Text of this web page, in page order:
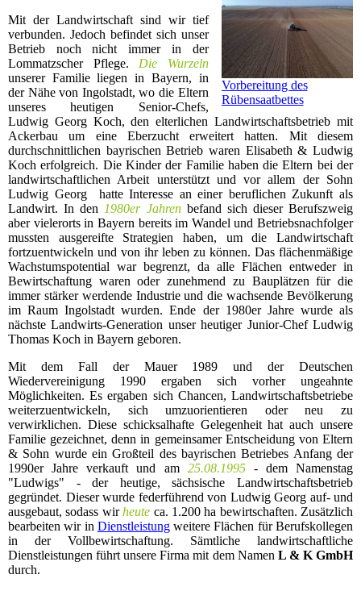
Vorbereitung des
Rübensaatbettes
Mit der Landwirtschaft sind wir tief
verbunden. Jedoch befindet sich unser
Betrieb noch nicht immer in der
Lommatzscher Pflege. Die Wurzeln
unserer Familie liegen in Bayern, in
der Nähe von Ingolstadt, wo die Eltern
unseres heutigen Senior-Chefs,
Ludwig Georg Koch, den elterlichen Landwirtschaftsbetrieb mit
Ackerbau um eine Eberzucht erweitert hatten. Mit diesem
durchschnittlichen bayrischen Betrieb waren Elisabeth & Ludwig
Koch erfolgreich. Die Kinder der Familie haben die Eltern bei der
landwirtschaftlichen Arbeit unterstützt und vor allem der Sohn
Ludwig Georg hatte Interesse an einer beruflichen Zukunft als
Landwirt. In den 1980er Jahrenbefand sich dieser Berufszweig
aber vielerorts in Bayern bereits im Wandel und Betriebsnachfolger
mussten ausgereifte Strategien haben, um die Landwirtschaft
fortzuentwickeln und von ihr leben zu können. Das flächenmäßige
Wachstumspotential war begrenzt, da alle Flächen entweder in
Bewirtschaftung waren oder zunehmend zu Bauplätzen für die
immer stärker werdende Industrie und die wachsende Bevölkerung
im Raum Ingolstadt wurden. Ende der 1980er Jahre wurde als
nächste Landwirts-Generation unser heutiger Junior-Chef Ludwig
Thomas Koch in Bayern geboren.
Mit dem Fall der Mauer 1989 und der Deutschen
Wiedervereinigung 1990 ergaben sich vorher ungeahnte
Möglichkeiten. Es ergaben sich Chancen, Landwirtschaftsbetriebe
weiterzuentwickeln, sich umzuorientieren oder neu zu
verwirklichen. Diese schicksalhafte Gelegenheit hat auch unsere
Familie gezeichnet, denn in gemeinsamer Entscheidung von Eltern
& Sohn wurde ein Großteil des bayrischen Betriebes Anfang der
1990er Jahre verkauft und am 25.08.1995- dem Namenstag
"Ludwigs" - der heutige, sächsische Landwirtschaftsbetrieb
gegründet. Dieser wurde federführend von Ludwig Georg auf- und
ausgebaut, sodass wirheute ca. 1.200 ha bewirtschaften. Zusätzlich
bearbeiten wir in Dienstleistungweitere Flächen für Berufskollegen
in der Vollbewirtschaftung. Sämtliche landwirtschaftliche
Dienstleistungen führt unsere Firma mit dem Namen L & K GmbH
durch.